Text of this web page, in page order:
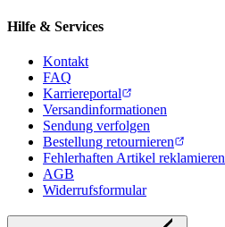
Hilfe & Services
Kontakt
FAQ
Karriereportal
Versandinformationen
Sendung verfolgen
Bestellung retournieren
Fehlerhaften Artikel reklamieren
AGB
Widerrufsformular